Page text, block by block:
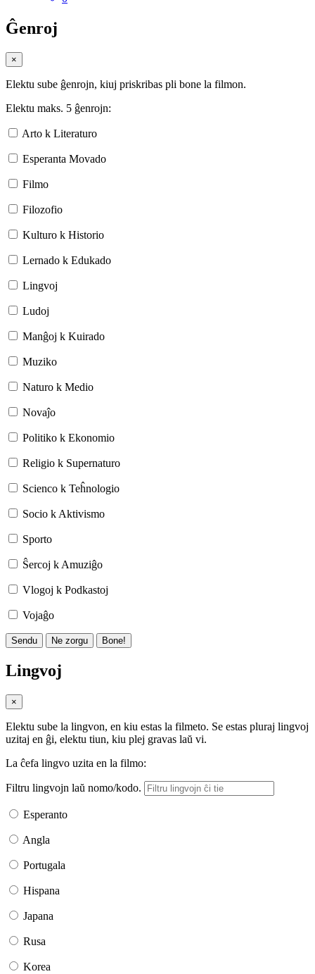
Ĝenroj
×
Elektu sube ĝenrojn, kiuj priskribas pli bone la filmon.
Elektu maks. 5 ĝenrojn:
Arto k Literaturo
Esperanta Movado
Filmo
Filozofio
Kulturo k Historio
Lernado k Edukado
Lingvoj
Ludoj
Manĝoj k Kuirado
Muziko
Naturo k Medio
Novaĵo
Politiko k Ekonomio
Religio k Supernaturo
Scienco k Teĥnologio
Socio k Aktivismo
Sporto
Ŝercoj k Amuziĝo
Vlogoj k Podkastoj
Vojaĝo
Sendu Ne zorgu Bone!
Lingvoj
×
Elektu sube la lingvon, en kiu estas la filmeto. Se estas pluraj lingvoj
uzitaj en ĝi, elektu tiun, kiu plej gravas laŭ vi.
La ĉefa lingvo uzita en la filmo:
Filtru lingvojn laŭ nomo/kodo.
Esperanto
Angla
Portugala
Hispana
Japana
Rusa
Korea